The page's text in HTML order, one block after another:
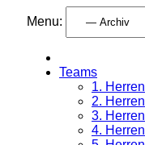
Menu:
Teams
1. Herren
2. Herren
3. Herren
4. Herren